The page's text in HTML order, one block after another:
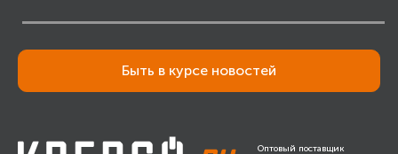
Быть в курсе новостей
Оптовый поставщик